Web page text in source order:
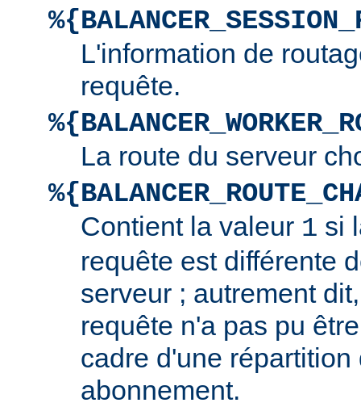
L'information de
requête.
La route du serveur
Contient la valeur 1 si
requête est différente
serveur ; autrement
requête n'a pas pu
cadre d'une
abonnement.